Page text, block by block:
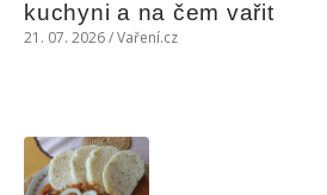
kuchyni a na čem vařit
21. 07. 2026 / Vaření.cz